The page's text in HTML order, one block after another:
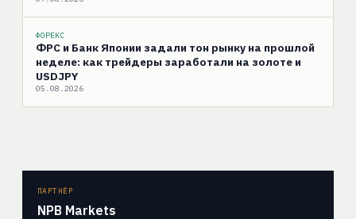
ФОРЕКС
ФРС и Банк Японии задали тон рынку на прошлой
неделе: как трейдеры заработали на золоте и
USDJPY
05.08.2026
ПАРТНЁР
NPB Markets